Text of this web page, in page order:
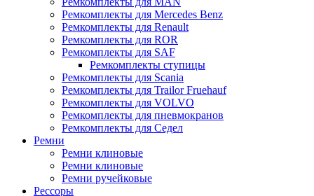
Ремкомплекты для Mercedes Benz
Ремкомплекты для Renault
Ремкомплекты для ROR
Ремкомплекты для SAF
Ремкомплекты ступицы
Ремкомплекты для Scania
Ремкомплекты для Trailor Fruehauf
Ремкомплекты для VOLVO
Ремкомплекты для пневмокранов
Ремкомплекты для Седел
Ремни
Ремни клиновые
Ремни клиновые
Ремни ручейковые
Рессоры